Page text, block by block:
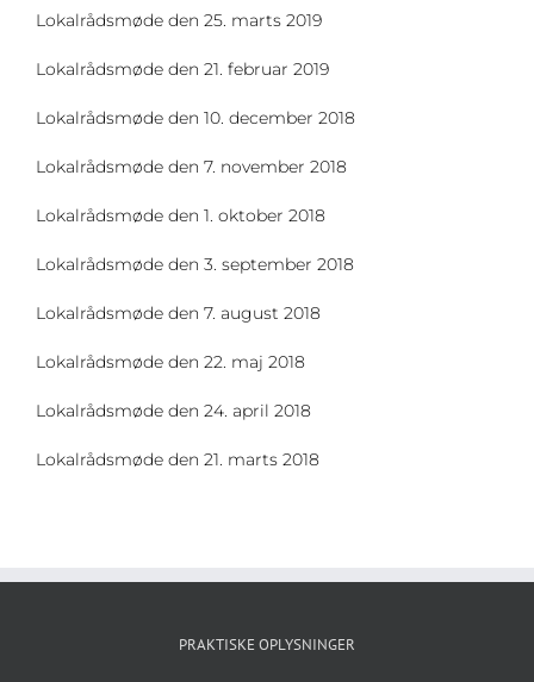
Lokalrådsmøde den 25. marts 2019
Lokalrådsmøde den 21. februar 2019
Lokalrådsmøde den 10. december 2018
Lokalrådsmøde den 7. november 2018
Lokalrådsmøde den 1. oktober 2018
Lokalrådsmøde den 3. september 2018
Lokalrådsmøde den 7. august 2018
Lokalrådsmøde den 22. maj 2018
Lokalrådsmøde den 24. april 2018
Lokalrådsmøde den 21. marts 2018
PRAKTISKE OPLYSNINGER